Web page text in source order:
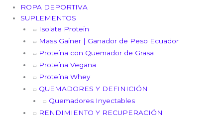
ROPA DEPORTIVA
SUPLEMENTOS
Isolate Protein
Mass Gainer | Ganador de Peso Ecuador
Proteína con Quemador de Grasa
Proteína Vegana
Proteína Whey
QUEMADORES Y DEFINICIÓN
Quemadores Inyectables
RENDIMIENTO Y RECUPERACIÓN